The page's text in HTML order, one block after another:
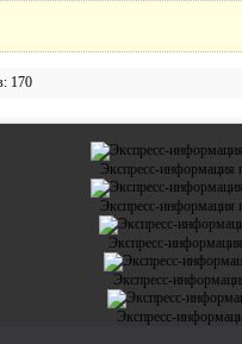
170
Экспресс-информация
Экспресс-информация
Экспресс-
Экспресс-
Экспресс-